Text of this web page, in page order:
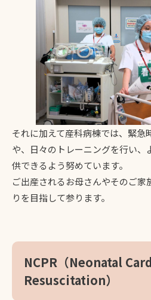
それに加えて産科病棟では、緊急
や、日々のトレーニングを行い、
供できるよう努めています。
ご出産されるお母さんやそのご
りを目指して参ります。
NCPR（Neonatal
Resuscitation）